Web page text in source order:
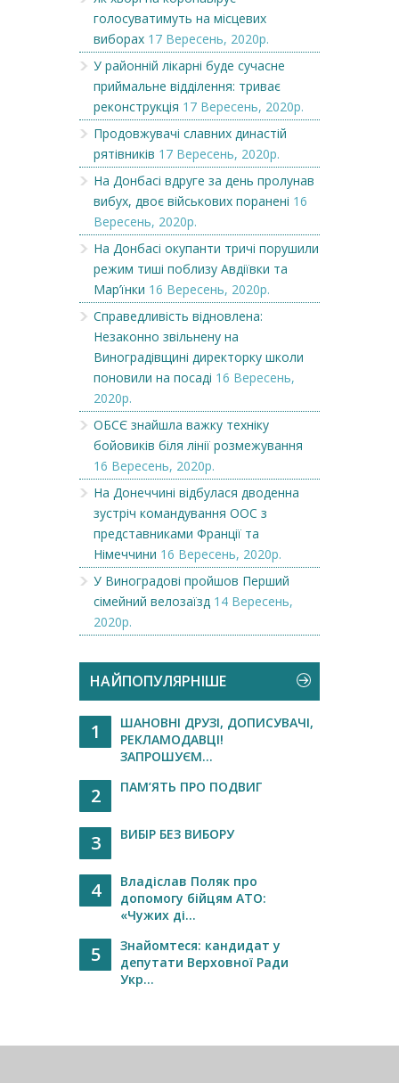
голосуватимуть на місцевих
виборах 17 Вересень, 2020р.
У районній лікарні буде сучасне
приймальне відділення: триває
реконструкція 17 Вересень, 2020р.
Продовжувачі славних династій
рятівників 17 Вересень, 2020р.
На Донбасі вдруге за день пролунав
вибух, двоє військових поранені 16
Вересень, 2020р.
На Донбасі окупанти тричі порушили
режим тиші поблизу Авдіївки та
Мар’їнки 16 Вересень, 2020р.
Справедливість відновлена:
Незаконно звільнену на
Виноградівщині директорку школи
поновили на посаді 16 Вересень,
2020р.
ОБСЄ знайшла важку техніку
бойовиків біля лінії розмежування
16 Вересень, 2020р.
На Донеччині відбулася дводенна
зустріч командування ООС з
представниками Франції та
Німеччини 16 Вересень, 2020р.
У Виноградові пройшов Перший
сімейний велозаїзд 14 Вересень,
2020р.
НАЙПОПУЛЯРНІШЕ
1
ШАНОВНІ ДРУЗІ, ДОПИСУВАЧІ,
РЕКЛАМОДАВЦІ!
ЗАПРОШУЄМ...
2 ПАМ’ЯТЬ ПРО ПОДВИГ
3 ВИБІР БЕЗ ВИБОРУ
4
Владіслав Поляк про
допомогу бійцям АТО:
«Чужих ді...
5
Знайомтеся: кандидат у
депутати Верховної Ради
Укр...